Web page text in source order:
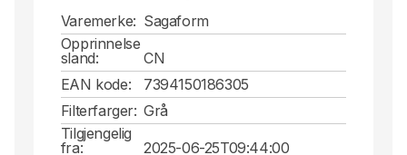
Varemerke: Sagaform
Opprinnelse
sland:
CN
EAN kode:
7394150186305
Filterfarger: Grå
Tilgjengelig
fra:
2025-06-25T09:44:00